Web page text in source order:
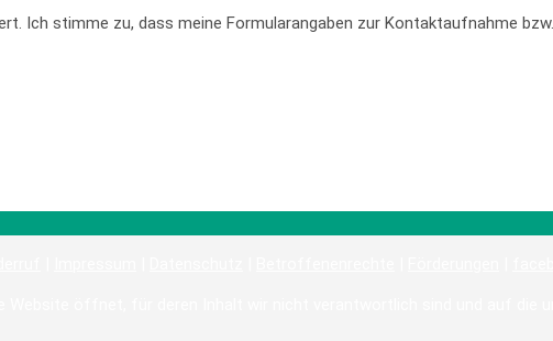
Ich stimme zu, dass meine Formularangaben zur Kontaktaufnahme